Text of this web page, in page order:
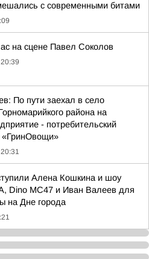
с современными битами
на сцене Павел Соколов
По пути заехал в село
района на
- потребительский
«ГринОвощи»
Алена Кошкина и шоу
Dino MC47 и Иван Валеев для
на Дне города